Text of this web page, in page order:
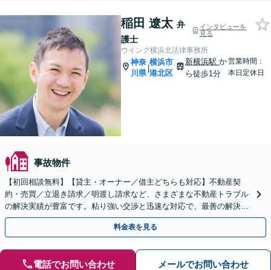
稲田 遼太 弁
護士
インタビューを
見る
ウイング横浜北法律事務所
神奈
川県
|
横浜市
港北区
新横浜駅か
ら徒歩1分
営業時間：
本日定休日
事故物件
【初回相談無料】【貸主・オーナー／借主どちらも対応】不動産契
約・売買／立退き請求／明渡し請求など、さまざまな不動産トラブル
の解決実績が豊富です。粘り強い交渉と迅速な対応で、最善の解決を
目指します【新横浜駅1分】【Web・電話相談可】
料金表を見る
電話でお問い合わせ メールでお問い合わせ